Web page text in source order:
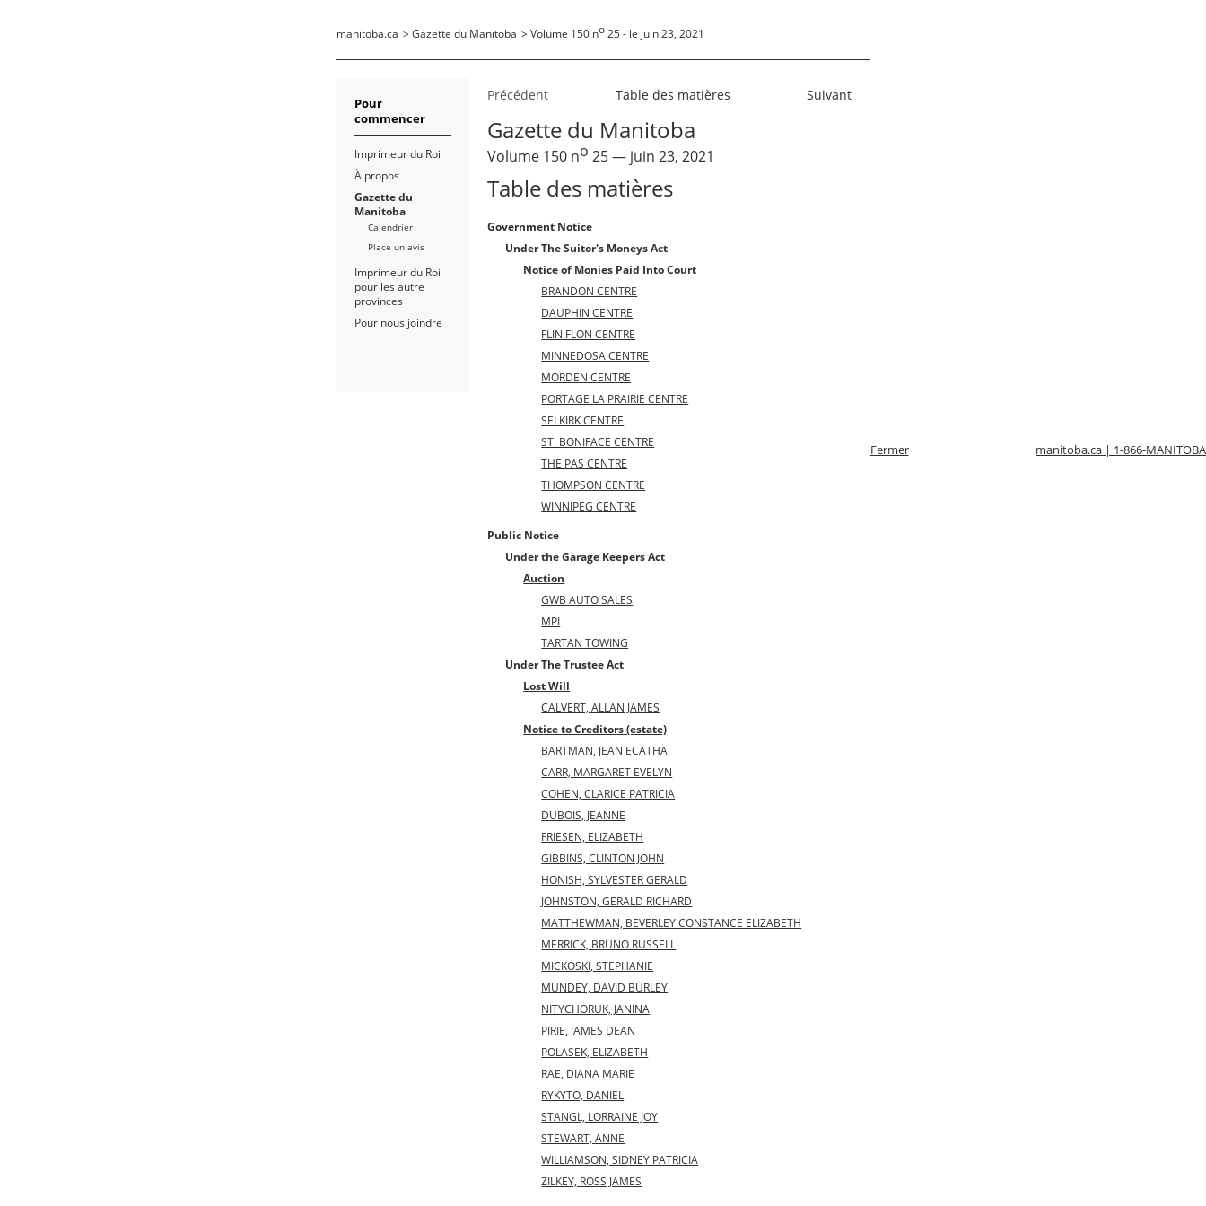
manitoba.ca > Gazette du Manitoba > Volume 150 no25 - le juin 23, 2021
Précédent Table des matières Suivant
Gazette du Manitoba
Volume 150 no 25 — juin 23, 2021
Table des matières
Government Notice
Under The Suitor's Moneys Act
Notice of Monies Paid Into Court
BRANDON CENTRE
DAUPHIN CENTRE
FLIN FLON CENTRE
MINNEDOSA CENTRE
MORDEN CENTRE
PORTAGE LA PRAIRIE CENTRE
SELKIRK CENTRE
ST. BONIFACE CENTRE
THE PAS CENTRE
THOMPSON CENTRE
WINNIPEG CENTRE
Public Notice
Under the Garage Keepers Act
Auction
GWB AUTO SALES
MPI
TARTAN TOWING
Under The Trustee Act
Lost Will
CALVERT, ALLAN JAMES
Notice to Creditors (estate)
BARTMAN, JEAN ECATHA
CARR, MARGARET EVELYN
COHEN, CLARICE PATRICIA
DUBOIS, JEANNE
FRIESEN, ELIZABETH
GIBBINS, CLINTON JOHN
HONISH, SYLVESTER GERALD
JOHNSTON, GERALD RICHARD
MATTHEWMAN, BEVERLEY CONSTANCE ELIZABETH
MERRICK, BRUNO RUSSELL
MICKOSKI, STEPHANIE
MUNDEY, DAVID BURLEY
NITYCHORUK, JANINA
PIRIE, JAMES DEAN
POLASEK, ELIZABETH
RAE, DIANA MARIE
RYKYTO, DANIEL
STANGL, LORRAINE JOY
STEWART, ANNE
WILLIAMSON, SIDNEY PATRICIA
ZILKEY, ROSS JAMES
Pour
commencer
Imprimeur du Roi
À propos
Gazette du
Manitoba
Calendrier
Place un avis
Imprimeur du Roi
pour les autre
provinces
Pour nous joindre
Fermer manitoba.ca | 1-866-MANITOBA